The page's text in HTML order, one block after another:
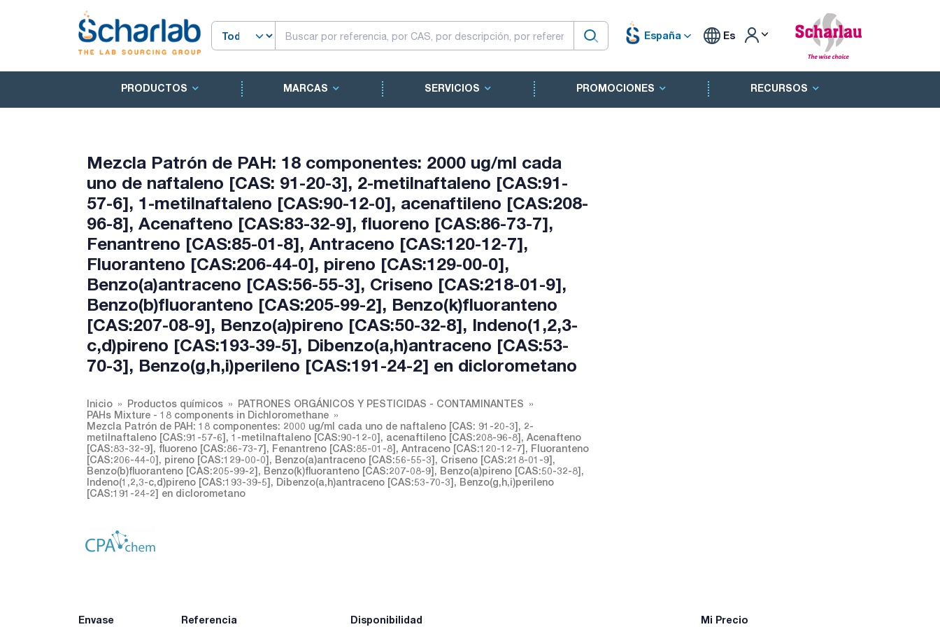
España Es
PRODUCTOS MARCAS SERVICIOS PROMOCIONES RECURSOS
Mezcla Patrón de PAH: 18 componentes: 2000 ug/ml cada
uno de naftaleno [CAS: 91-20-3], 2-metilnaftaleno [CAS:91-
57-6], 1-metilnaftaleno [CAS:90-12-0], acenaftileno [CAS:208-
96-8], Acenafteno [CAS:83-32-9], fluoreno [CAS:86-73-7],
Fenantreno [CAS:85-01-8], Antraceno [CAS:120-12-7],
Fluoranteno [CAS:206-44-0], pireno [CAS:129-00-0],
Benzo(a)antraceno [CAS:56-55-3], Criseno [CAS:218-01-9],
Benzo(b)fluoranteno [CAS:205-99-2], Benzo(k)fluoranteno
[CAS:207-08-9], Benzo(a)pireno [CAS:50-32-8], Indeno(1,2,3-
c,d)pireno [CAS:193-39-5], Dibenzo(a,h)antraceno [CAS:53-
70-3], Benzo(g,h,i)perileno [CAS:191-24-2] en diclorometano
Inicio Productos químicos
PATRONES ORGÁNICOS Y PESTICIDAS - CONTAMINANTES
PAHs Mixture - 18 components in Dichloromethane
Mezcla Patrón de PAH: 18 componentes: 2000 ug/ml cada uno de naftaleno [CAS: 91-20-3], 2-
metilnaftaleno [CAS:91-57-6], 1-metilnaftaleno [CAS:90-12-0], acenaftileno [CAS:208-96-8], Acenafteno
[CAS:83-32-9], fluoreno [CAS:86-73-7], Fenantreno [CAS:85-01-8], Antraceno [CAS:120-12-7], Fluoranteno
[CAS:206-44-0], pireno [CAS:129-00-0], Benzo(a)antraceno [CAS:56-55-3], Criseno [CAS:218-01-9],
Benzo(b)fluoranteno [CAS:205-99-2], Benzo(k)fluoranteno [CAS:207-08-9], Benzo(a)pireno [CAS:50-32-8],
Indeno(1,2,3-c,d)pireno [CAS:193-39-5], Dibenzo(a,h)antraceno [CAS:53-70-3], Benzo(g,h,i)perileno
[CAS:191-24-2] en diclorometano
Envase Referencia Disponibilidad Mi Precio